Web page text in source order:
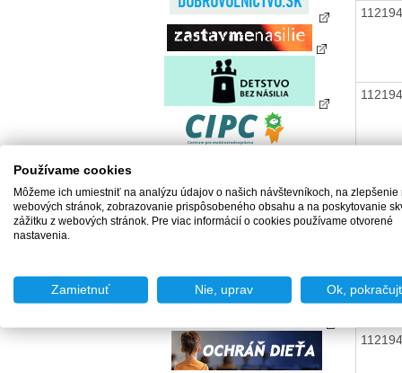
Používame cookies
Môžeme ich umiestniť na analýzu údajov o našich návštevníkoch, na zlepšenie
webových stránok, zobrazovanie prispôsobeného obsahu a na poskytovanie
zážitku z webových stránok. Pre viac informácií o cookies používame otvorené
nastavenia.
Zamietnuť Nie, uprav Ok,